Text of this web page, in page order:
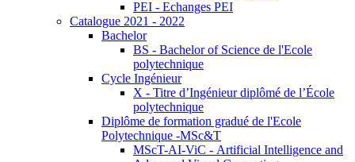
PEI - Echanges PEI
Catalogue 2021 - 2022
Bachelor
BS - Bachelor of Science de l'Ecole
polytechnique
Cycle Ingénieur
X - Titre d’Ingénieur diplômé de l’École
polytechnique
Diplôme de formation gradué de l'Ecole
Polytechnique -MSc&T
MScT-AI-ViC - Artificial Intelligence and